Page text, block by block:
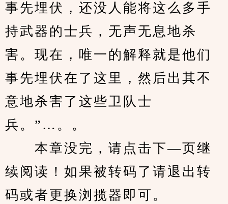
事先埋伏，还没人能将这么多手
持武器的士兵，无声无息地杀
害。现在，唯一的解释就是他们
事先埋伏在了这里，然后出其不
意地杀害了这些卫队士
兵。”…。。
本章没完，请点击下—页继
续阅读！如果被转码了请退出转
码或者更换浏揽器即可。